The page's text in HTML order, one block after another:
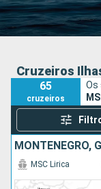
Data de partida
Cruzeiros
65
cruzeiros
Os
MONTENEGRO,
MSC Lirica